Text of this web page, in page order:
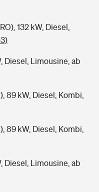
132 kW, Diesel,
Diesel, Limousine, ab
89 kW, Diesel, Kombi,
89 kW, Diesel, Kombi,
Diesel, Limousine, ab